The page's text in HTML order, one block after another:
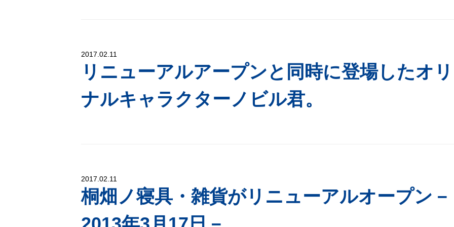
2017.02.11
リニューアルアープンと同時に登場したオ
ナルキャラクターノビル君。
2017.02.11
桐畑ノ寝具・雑貨がリニューアルオープン－